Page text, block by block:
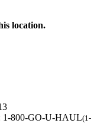
location.
1-800-GO-U-HAUL(1-